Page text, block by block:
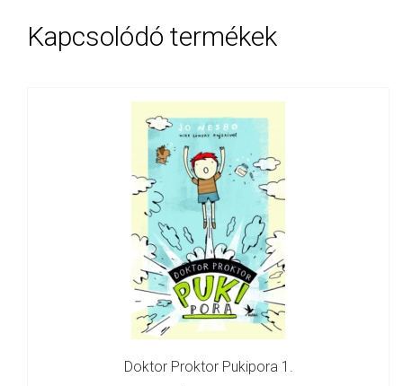
Kapcsolódó termékek
Doktor Proktor Pukipora 1.